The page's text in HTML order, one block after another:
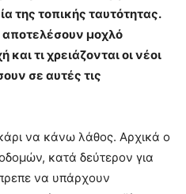
της τοπικής ταυτότητας.
αποτελέσουν μοχλό
τι χρειάζονται οι νέοι
σε αυτές τις
να κάνω λάθος. Αρχικά ο
κατά δεύτερον για
να υπάρχουν